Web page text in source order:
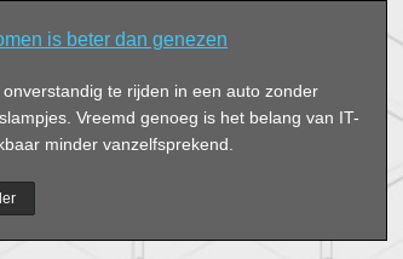
is beter dan genezen
te rijden in een auto zonder
Vreemd genoeg is het belang van IT-
minder vanzelfsprekend.